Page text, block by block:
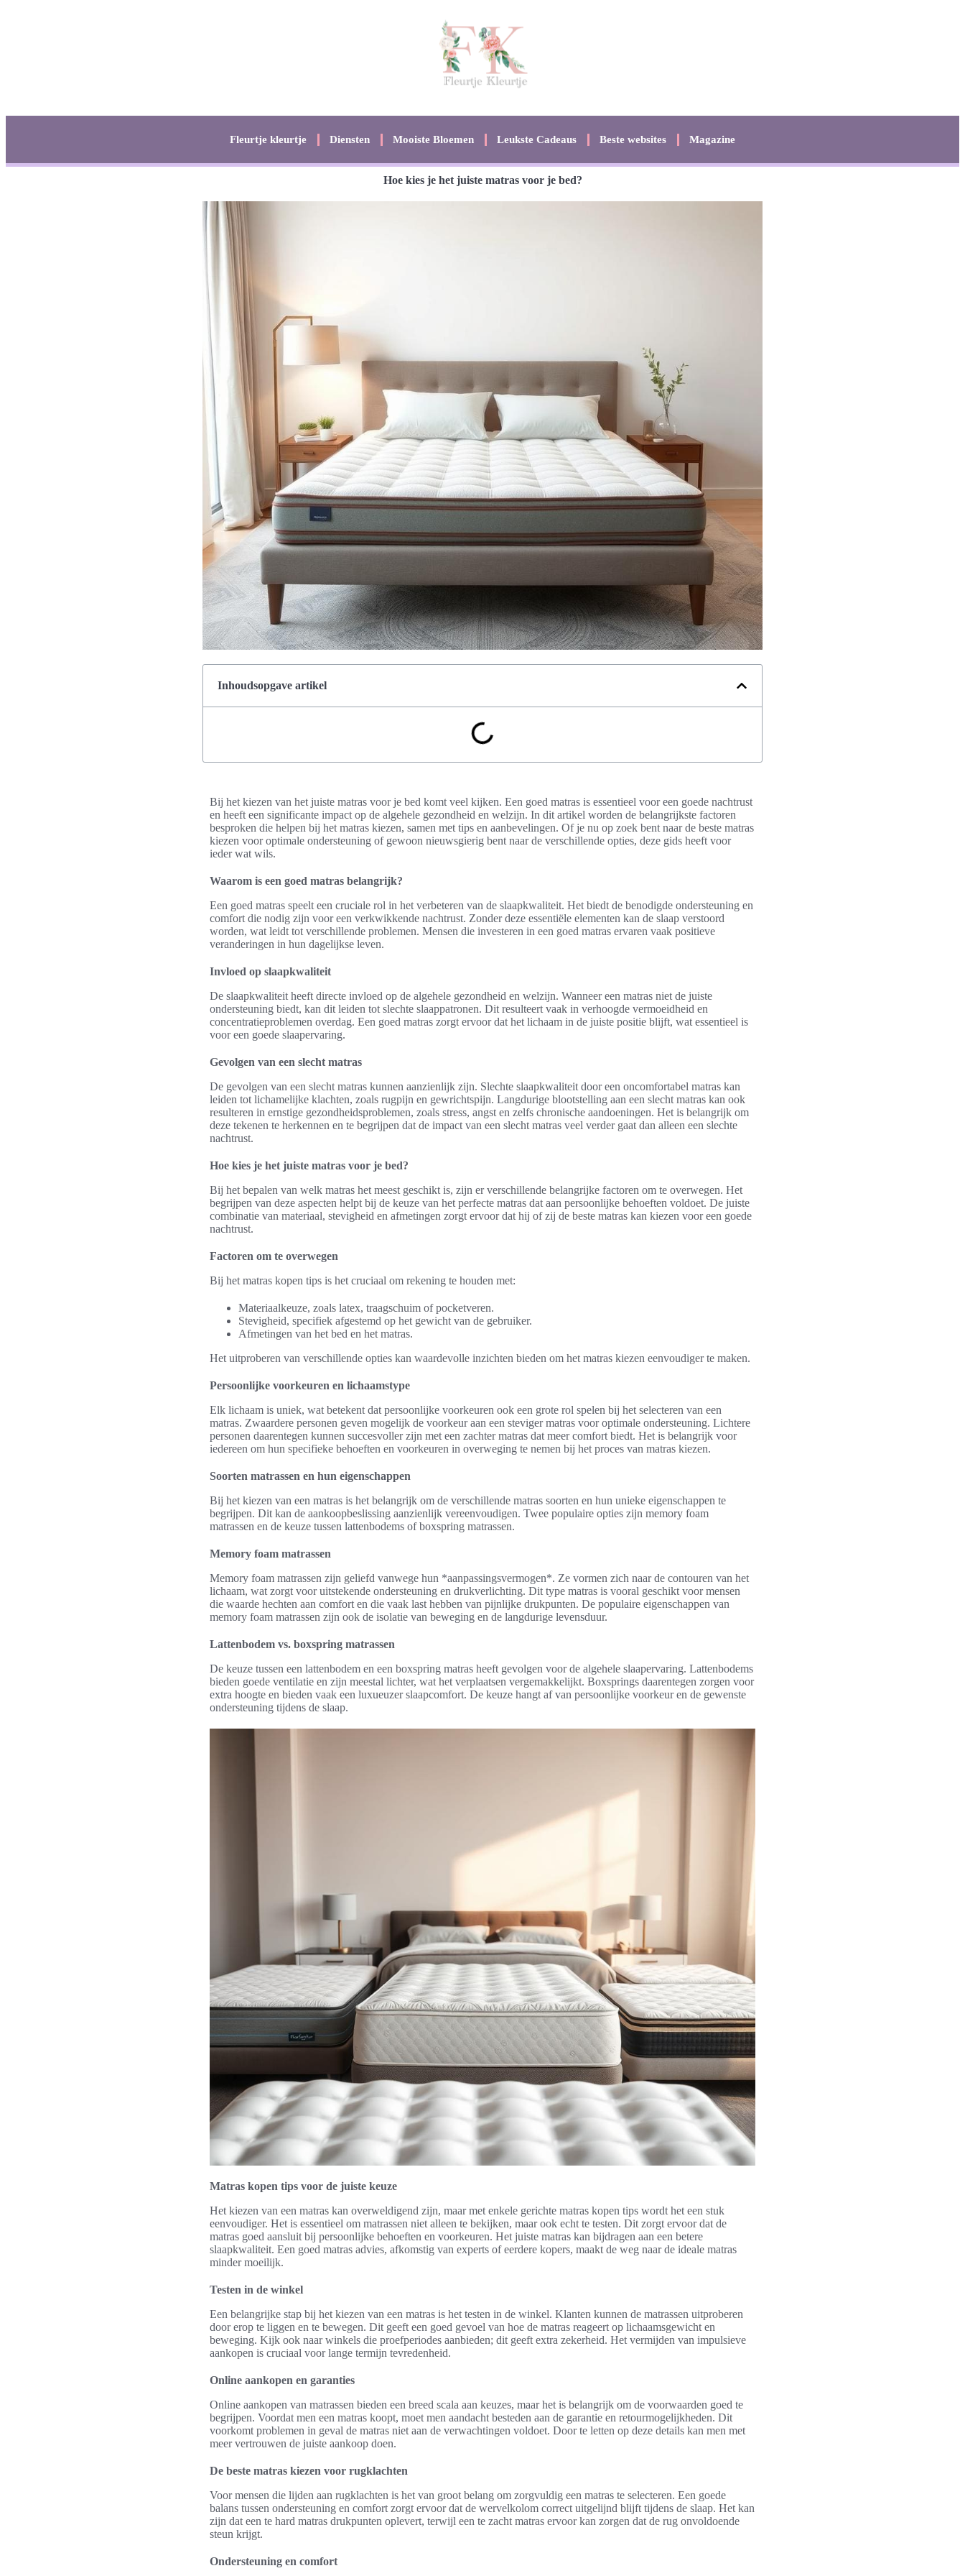
Fleurtje kleurtje Diensten Mooiste Bloemen Leukste Cadeaus Beste websites Magazine
Hoe kies je het juiste matras voor je bed?
Inhoudsopgave artikel
Bij het kiezen van het juiste matras voor je bed komt veel kijken. Een goed matras is essentieel voor een goede nachtrust
en heeft een significante impact op de algehele gezondheid en welzijn. In dit artikel worden de belangrijkste factoren
besproken die helpen bij het matras kiezen, samen met tips en aanbevelingen. Of je nu op zoek bent naar de beste matras
kiezen voor optimale ondersteuning of gewoon nieuwsgierig bent naar de verschillende opties, deze gids heeft voor
ieder wat wils.
Waarom is een goed matras belangrijk?
Een goed matras speelt een cruciale rol in het verbeteren van de slaapkwaliteit. Het biedt de benodigde ondersteuning en
comfort die nodig zijn voor een verkwikkende nachtrust. Zonder deze essentiële elementen kan de slaap verstoord
worden, wat leidt tot verschillende problemen. Mensen die investeren in een goed matras ervaren vaak positieve
veranderingen in hun dagelijkse leven.
Invloed op slaapkwaliteit
De slaapkwaliteit heeft directe invloed op de algehele gezondheid en welzijn. Wanneer een matras niet de juiste
ondersteuning biedt, kan dit leiden tot slechte slaappatronen. Dit resulteert vaak in verhoogde vermoeidheid en
concentratieproblemen overdag. Een goed matras zorgt ervoor dat het lichaam in de juiste positie blijft, wat essentieel is
voor een goede slaapervaring.
Gevolgen van een slecht matras
De gevolgen van een slecht matras kunnen aanzienlijk zijn. Slechte slaapkwaliteit door een oncomfortabel matras kan
leiden tot lichamelijke klachten, zoals rugpijn en gewrichtspijn. Langdurige blootstelling aan een slecht matras kan ook
resulteren in ernstige gezondheidsproblemen, zoals stress, angst en zelfs chronische aandoeningen. Het is belangrijk om
deze tekenen te herkennen en te begrijpen dat de impact van een slecht matras veel verder gaat dan alleen een slechte
nachtrust.
Hoe kies je het juiste matras voor je bed?
Bij het bepalen van welk matras het meest geschikt is, zijn er verschillende belangrijke factoren om te overwegen. Het
begrijpen van deze aspecten helpt bij de keuze van het perfecte matras dat aan persoonlijke behoeften voldoet. De juiste
combinatie van materiaal, stevigheid en afmetingen zorgt ervoor dat hij of zij de beste matras kan kiezen voor een goede
nachtrust.
Factoren om te overwegen
Bij het matras kopen tips is het cruciaal om rekening te houden met:
Materiaalkeuze, zoals latex, traagschuim of pocketveren.
Stevigheid, specifiek afgestemd op het gewicht van de gebruiker.
Afmetingen van het bed en het matras.
Het uitproberen van verschillende opties kan waardevolle inzichten bieden om het matras kiezen eenvoudiger te maken.
Persoonlijke voorkeuren en lichaamstype
Elk lichaam is uniek, wat betekent dat persoonlijke voorkeuren ook een grote rol spelen bij het selecteren van een
matras. Zwaardere personen geven mogelijk de voorkeur aan een steviger matras voor optimale ondersteuning. Lichtere
personen daarentegen kunnen succesvoller zijn met een zachter matras dat meer comfort biedt. Het is belangrijk voor
iedereen om hun specifieke behoeften en voorkeuren in overweging te nemen bij het proces van matras kiezen.
Soorten matrassen en hun eigenschappen
Bij het kiezen van een matras is het belangrijk om de verschillende matras soorten en hun unieke eigenschappen te
begrijpen. Dit kan de aankoopbeslissing aanzienlijk vereenvoudigen. Twee populaire opties zijn memory foam
matrassen en de keuze tussen lattenbodems of boxspring matrassen.
Memory foam matrassen
Memory foam matrassen zijn geliefd vanwege hun *aanpassingsvermogen*. Ze vormen zich naar de contouren van het
lichaam, wat zorgt voor uitstekende ondersteuning en drukverlichting. Dit type matras is vooral geschikt voor mensen
die waarde hechten aan comfort en die vaak last hebben van pijnlijke drukpunten. De populaire eigenschappen van
memory foam matrassen zijn ook de isolatie van beweging en de langdurige levensduur.
Lattenbodem vs. boxspring matrassen
De keuze tussen een lattenbodem en een boxspring matras heeft gevolgen voor de algehele slaapervaring. Lattenbodems
bieden goede ventilatie en zijn meestal lichter, wat het verplaatsen vergemakkelijkt. Boxsprings daarentegen zorgen voor
extra hoogte en bieden vaak een luxueuzer slaapcomfort. De keuze hangt af van persoonlijke voorkeur en de gewenste
ondersteuning tijdens de slaap.
Matras kopen tips voor de juiste keuze
Het kiezen van een matras kan overweldigend zijn, maar met enkele gerichte matras kopen tips wordt het een stuk
eenvoudiger. Het is essentieel om matrassen niet alleen te bekijken, maar ook echt te testen. Dit zorgt ervoor dat de
matras goed aansluit bij persoonlijke behoeften en voorkeuren. Het juiste matras kan bijdragen aan een betere
slaapkwaliteit. Een goed matras advies, afkomstig van experts of eerdere kopers, maakt de weg naar de ideale matras
minder moeilijk.
Testen in de winkel
Een belangrijke stap bij het kiezen van een matras is het testen in de winkel. Klanten kunnen de matrassen uitproberen
door erop te liggen en te bewegen. Dit geeft een goed gevoel van hoe de matras reageert op lichaamsgewicht en
beweging. Kijk ook naar winkels die proefperiodes aanbieden; dit geeft extra zekerheid. Het vermijden van impulsieve
aankopen is cruciaal voor lange termijn tevredenheid.
Online aankopen en garanties
Online aankopen van matrassen bieden een breed scala aan keuzes, maar het is belangrijk om de voorwaarden goed te
begrijpen. Voordat men een matras koopt, moet men aandacht besteden aan de garantie en retourmogelijkheden. Dit
voorkomt problemen in geval de matras niet aan de verwachtingen voldoet. Door te letten op deze details kan men met
meer vertrouwen de juiste aankoop doen.
De beste matras kiezen voor rugklachten
Voor mensen die lijden aan rugklachten is het van groot belang om zorgvuldig een matras te selecteren. Een goede
balans tussen ondersteuning en comfort zorgt ervoor dat de wervelkolom correct uitgelijnd blijft tijdens de slaap. Het kan
zijn dat een te hard matras drukpunten oplevert, terwijl een te zacht matras ervoor kan zorgen dat de rug onvoldoende
steun krijgt.
Ondersteuning en comfort